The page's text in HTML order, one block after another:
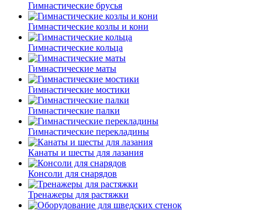
Гимнастические брусья
Гимнастические козлы и кони
Гимнастические кольца
Гимнастические маты
Гимнастические мостики
Гимнастические палки
Гимнастические перекладины
Канаты и шесты для лазания
Консоли для снарядов
Тренажеры для растяжки